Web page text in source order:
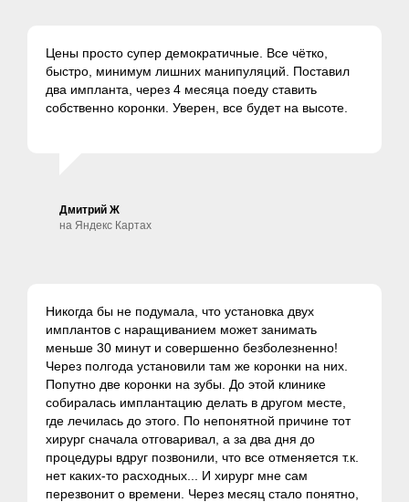
Цены просто супер демократичные. Все чётко,
быстро, минимум лишних манипуляций. Поставил
два импланта, через 4 месяца поеду ставить
собственно коронки. Уверен, все будет на высоте.
Дмитрий Ж
на Яндекс Картах
Никогда бы не подумала, что установка двух
имплантов с наращиванием может занимать
меньше 30 минут и совершенно безболезненно!
Через полгода установили там же коронки на них.
Попутно две коронки на зубы. До этой клинике
собиралась имплантацию делать в другом месте,
где лечилась до этого. По непонятной причине тот
хирург сначала отговаривал, а за два дня до
процедуры вдруг позвонили, что все отменяется т.к.
нет каких-то расходных... И хирург мне сам
перезвонит о времени. Через месяц стало понятно,